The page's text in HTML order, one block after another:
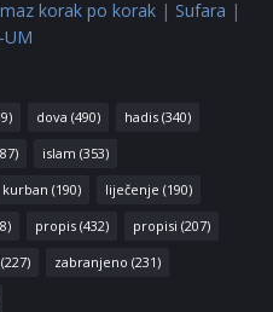
korak po korak | Sufara |
UM
dova (490) hadis (340)
islam (353)
kurban (190) liječenje (190)
propis (432) propisi (207)
(227) zabranjeno (231)